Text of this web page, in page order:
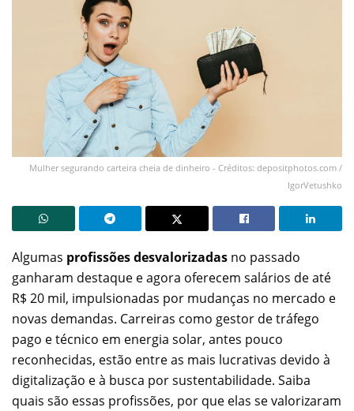
Mulher segurando carteira cheia de dinheiro - Créditos: depositphotos.com /
IgorVetushko
Algumas profissões desvalorizadas no passado
ganharam destaque e agora oferecem salários de até
R$ 20 mil, impulsionadas por mudanças no mercado e
novas demandas. Carreiras como gestor de tráfego
pago e técnico em energia solar, antes pouco
reconhecidas, estão entre as mais lucrativas devido à
digitalização e à busca por sustentabilidade. Saiba
quais são essas profissões, por que elas se valorizaram